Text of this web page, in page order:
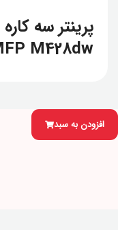
پرینتر سه
M428dw
افزودن به سبد